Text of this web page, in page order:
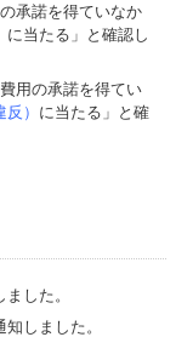
承諾を得ていなか
に当たる」と確認し
用の承諾を得てい
） に当たる」と確
した。
知しました。